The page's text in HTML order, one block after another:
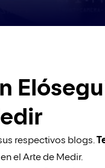
respectivos blogs.
el Arte de Medir.